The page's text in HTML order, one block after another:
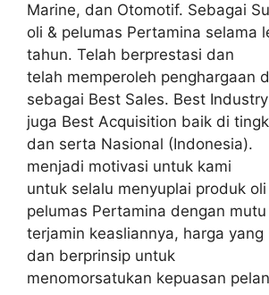
Marine, dan Otomotif. Sebagai
oli & pelumas Pertamina selama
tahun. Telah berprestasi dan
telah memperoleh penghargaan
sebagai Best Sales. Best
juga Best Acquisition baik di
dan serta Nasional (Indonesia).
menjadi motivasi untuk kami
untuk selalu menyuplai produk
pelumas Pertamina dengan
terjamin keasliannya, harga yang
dan berprinsip untuk
menomorsatukan kepuasan